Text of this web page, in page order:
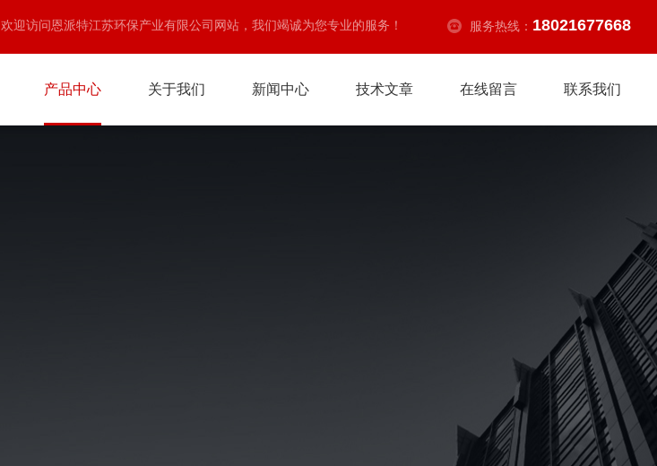
欢迎访问恩派特江苏环保产业有限公司网站，我们竭诚为您专业的服务！ 服务热线： 18021677668
产品中心 关于我们 新闻中心 技术文章 在线留言 联系我们